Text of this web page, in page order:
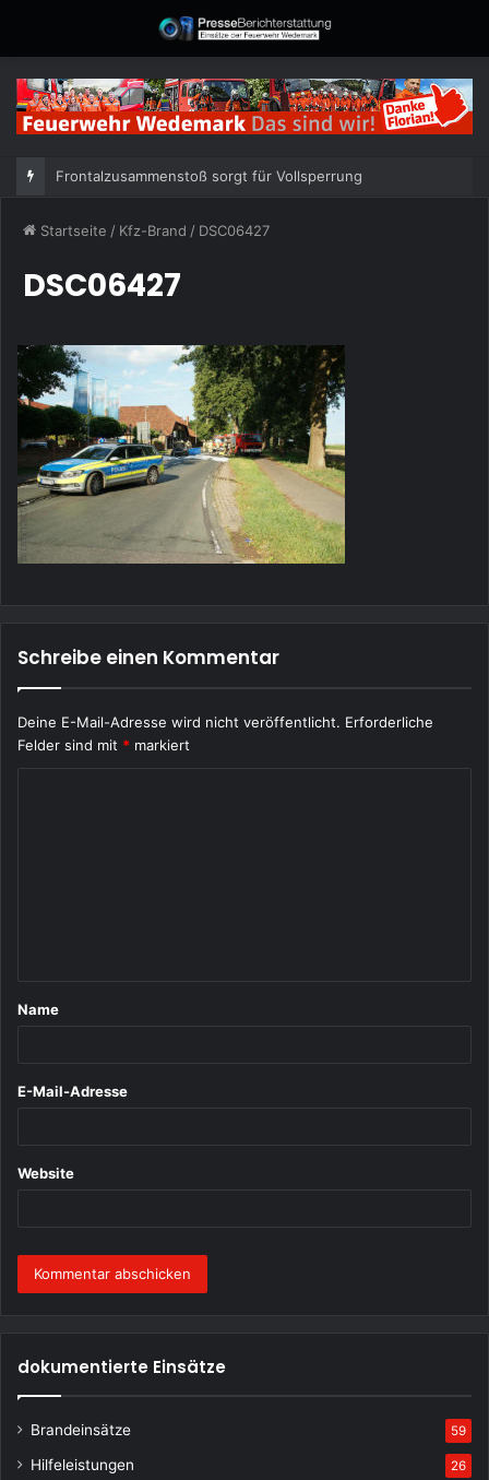
Frontalzusammenstoß sorgt für Vollsperrung
Startseite / Kfz-Brand / DSC06427
DSC06427
Schreibe einen Kommentar
Deine E-Mail-Adresse wird nicht veröffentlicht. Erforderliche
Felder sind mit * markiert
a
Name
E-Mail-Adresse
Website
dokumentierte Einsätze
Brandeinsätze 59
Hilfeleistungen 26